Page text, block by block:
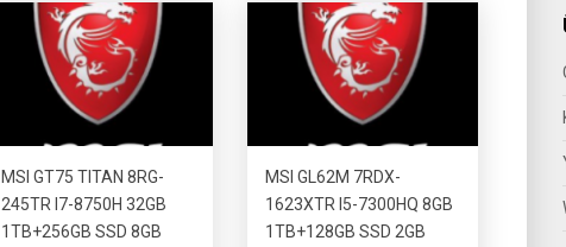
MSI GT75 TITAN 8RG-
245TR I7-8750H 32GB
1TB+256GB SSD 8GB
MSI GL62M 7RDX-
1623XTR I5-7300HQ 8GB
1TB+128GB SSD 2GB